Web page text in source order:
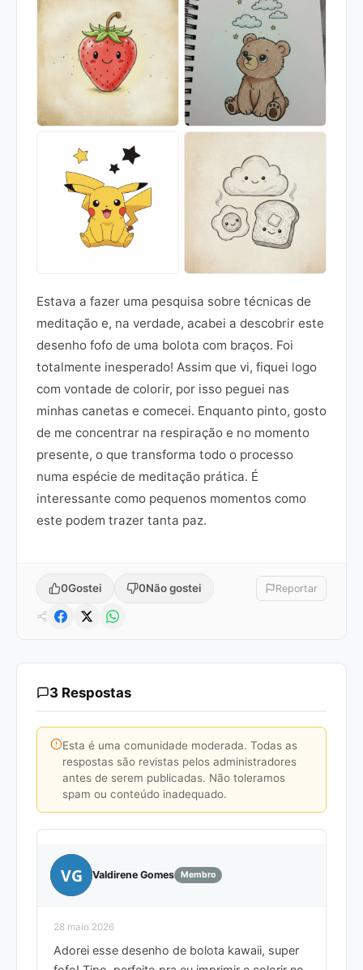
Estava a fazer uma pesquisa sobre técnicas de
meditação e, na verdade, acabei a descobrir este
desenho fofo de uma bolota com braços. Foi
totalmente inesperado! Assim que vi, fiquei logo
com vontade de colorir, por isso peguei nas
minhas canetas e comecei. Enquanto pinto, gosto
de me concentrar na respiração e no momento
presente, o que transforma todo o processo
numa espécie de meditação prática. É
interessante como pequenos momentos como
este podem trazer tanta paz.
0Gostei 0Não gostei Reportar
3 Respostas
Esta é uma comunidade moderada. Todas as
respostas são revistas pelos administradores
antes de serem publicadas. Não toleramos
spam ou conteúdo inadequado.
VG Valdirene Gomes Membro
28 maio 2026
Adorei esse desenho de bolota kawaii, super